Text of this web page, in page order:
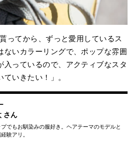
ってから、ずっと愛用しているス
ないカラーリングで、ポップな雰囲
入っているので、アクティブなスタ
いきたい！」。
さん
でもお馴染みの服好き。ヘアテーマのモデルと
験アリ。